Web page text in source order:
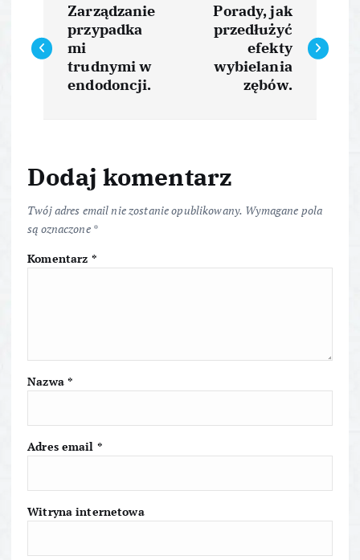
a
a
c
j
w
p
i
s
u
Zarządzanie
przypadka
mi
trudnymi w
endodoncji.
Porady, jak
przedłużyć
efekty
wybielania
zębów.
Dodaj komentarz
Twój adres email nie zostanie opublikowany. Wymagane pola
są oznaczone *
Komentarz *
Nazwa *
Adres email *
Witryna internetowa